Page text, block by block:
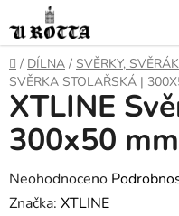
na
obsah
DOMŮ
/ DÍLNA / SVĚRKY,
SVĚRKA STOLAŘSKÁ |
XTLINE
300x50 mm
Průměrné
hodnocení
Neohodnoceno
Značka: XTLINE